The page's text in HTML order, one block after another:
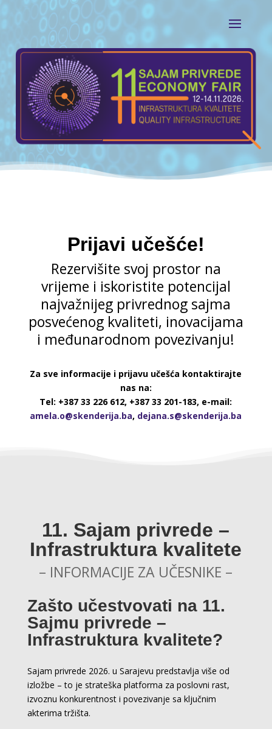
Prijavi učešće!
Rezervišite svoj prostor na
vrijeme i iskoristite potencijal
najvažnijeg privrednog sajma
posvećenog kvaliteti, inovacijama
i međunarodnom povezivanju!
Za sve informacije i prijavu učešća kontaktirajte
nas na:
Tel: +387 33 226 612, +387 33 201-183, e-mail:
amela.o@skenderija.ba, dejana.s@skenderija.ba
11. Sajam privrede –
Infrastruktura kvalitete
– INFORMACIJE ZA UČESNIKE –
Zašto učestvovati na 11.
Sajmu privrede –
Infrastruktura kvalitete?
Sajam privrede 2026. u Sarajevu predstavlja više od
izložbe – to je strateška platforma za poslovni rast,
izvoznu konkurentnost i povezivanje sa ključnim
akterima tržišta.